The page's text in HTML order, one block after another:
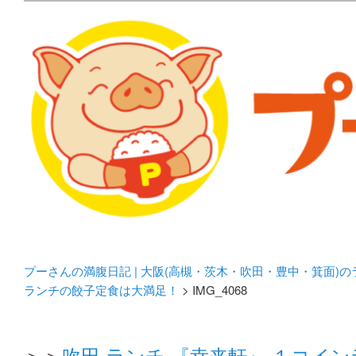
プーさんの満腹日記 |
豊中・箕面)のランチ＆
化してます。
プーさんの満腹日記 | 大阪(高槻・茨木・吹田・豊中・箕面)
ランチの餃子定食は大満足！ > IMG_4068